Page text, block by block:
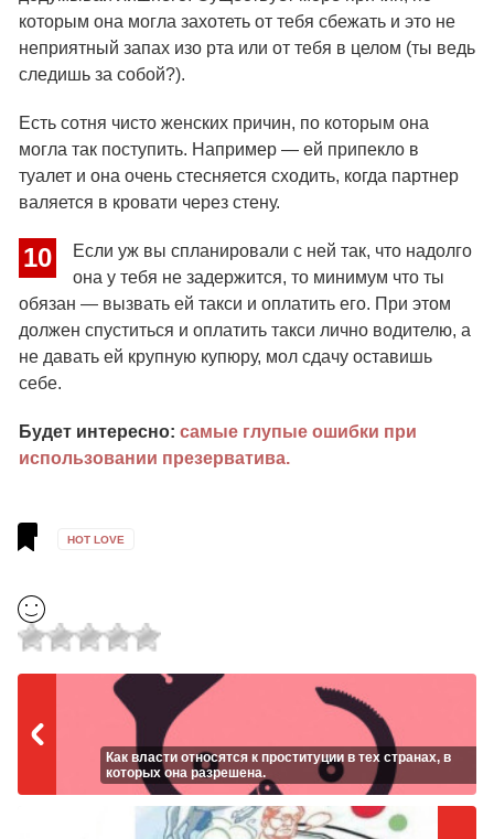
которым она могла захотеть от тебя сбежать и это не
неприятный запах изо рта или от тебя в целом (ты ведь
следишь за собой?).
Есть сотня чисто женских причин, по которым она
могла так поступить. Например — ей припекло в
туалет и она очень стесняется сходить, когда партнер
валяется в кровати через стену.
10
Если уж вы спланировали с ней так, что надолго
она у тебя не задержится, то минимум что ты
обязан — вызвать ей такси и оплатить его. При этом
должен спуститься и оплатить такси лично водителю, а
не давать ей крупную купюру, мол сдачу оставишь
себе.
Будет интересно: самые глупые ошибки при
использовании презерватива.
HOT LOVE
Как власти относятся к проституции в тех странах, в
которых она разрешена.